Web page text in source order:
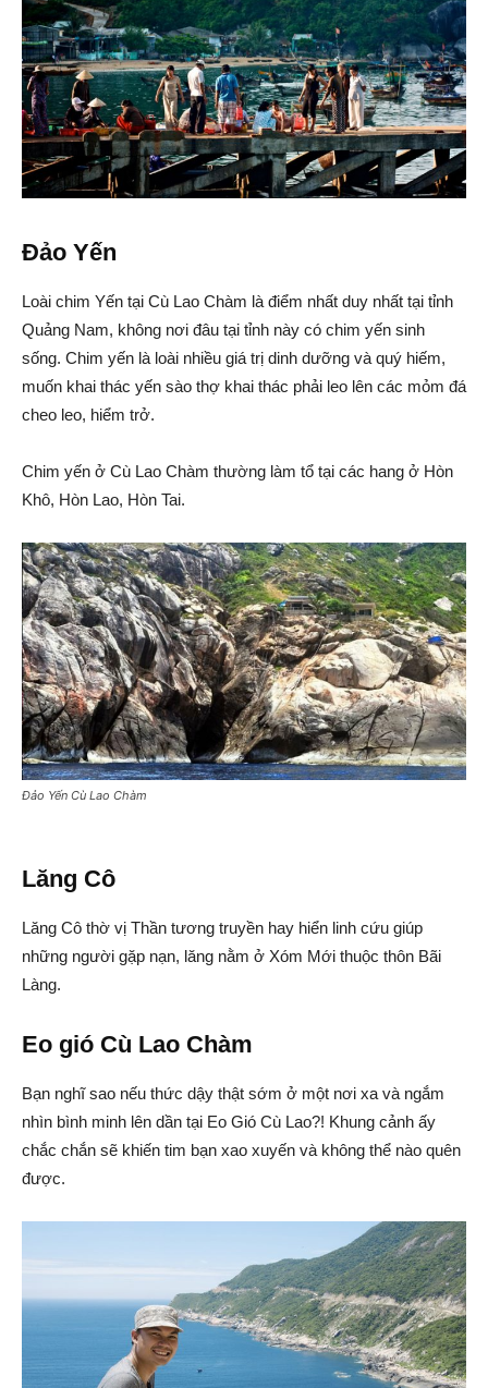
Đảo Yến
Loài chim Yến tại Cù Lao Chàm là điểm nhất duy nhất tại tỉnh
Quảng Nam, không nơi đâu tại tỉnh này có chim yến sinh
sống. Chim yến là loài nhiều giá trị dinh dưỡng và quý hiếm,
muốn khai thác yến sào thợ khai thác phải leo lên các mỏm đá
cheo leo, hiểm trở.
Chim yến ở Cù Lao Chàm thường làm tổ tại các hang ở Hòn
Khô, Hòn Lao, Hòn Tai.
Đảo Yến Cù Lao Chàm
Lăng Cô
Lăng Cô thờ vị Thần tương truyền hay hiển linh cứu giúp
những người gặp nạn, lăng nằm ở Xóm Mới thuộc thôn Bãi
Làng.
Eo gió Cù Lao Chàm
Bạn nghĩ sao nếu thức dậy thật sớm ở một nơi xa và ngắm
nhìn bình minh lên dần tại Eo Gió Cù Lao?! Khung cảnh ấy
chắc chắn sẽ khiến tim bạn xao xuyến và không thể nào quên
được.